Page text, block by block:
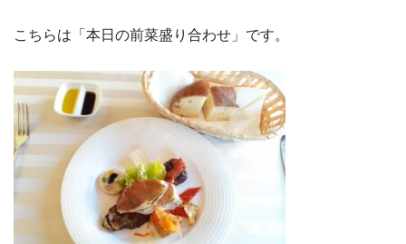
こちらは「本日の前菜盛り合わせ」です。